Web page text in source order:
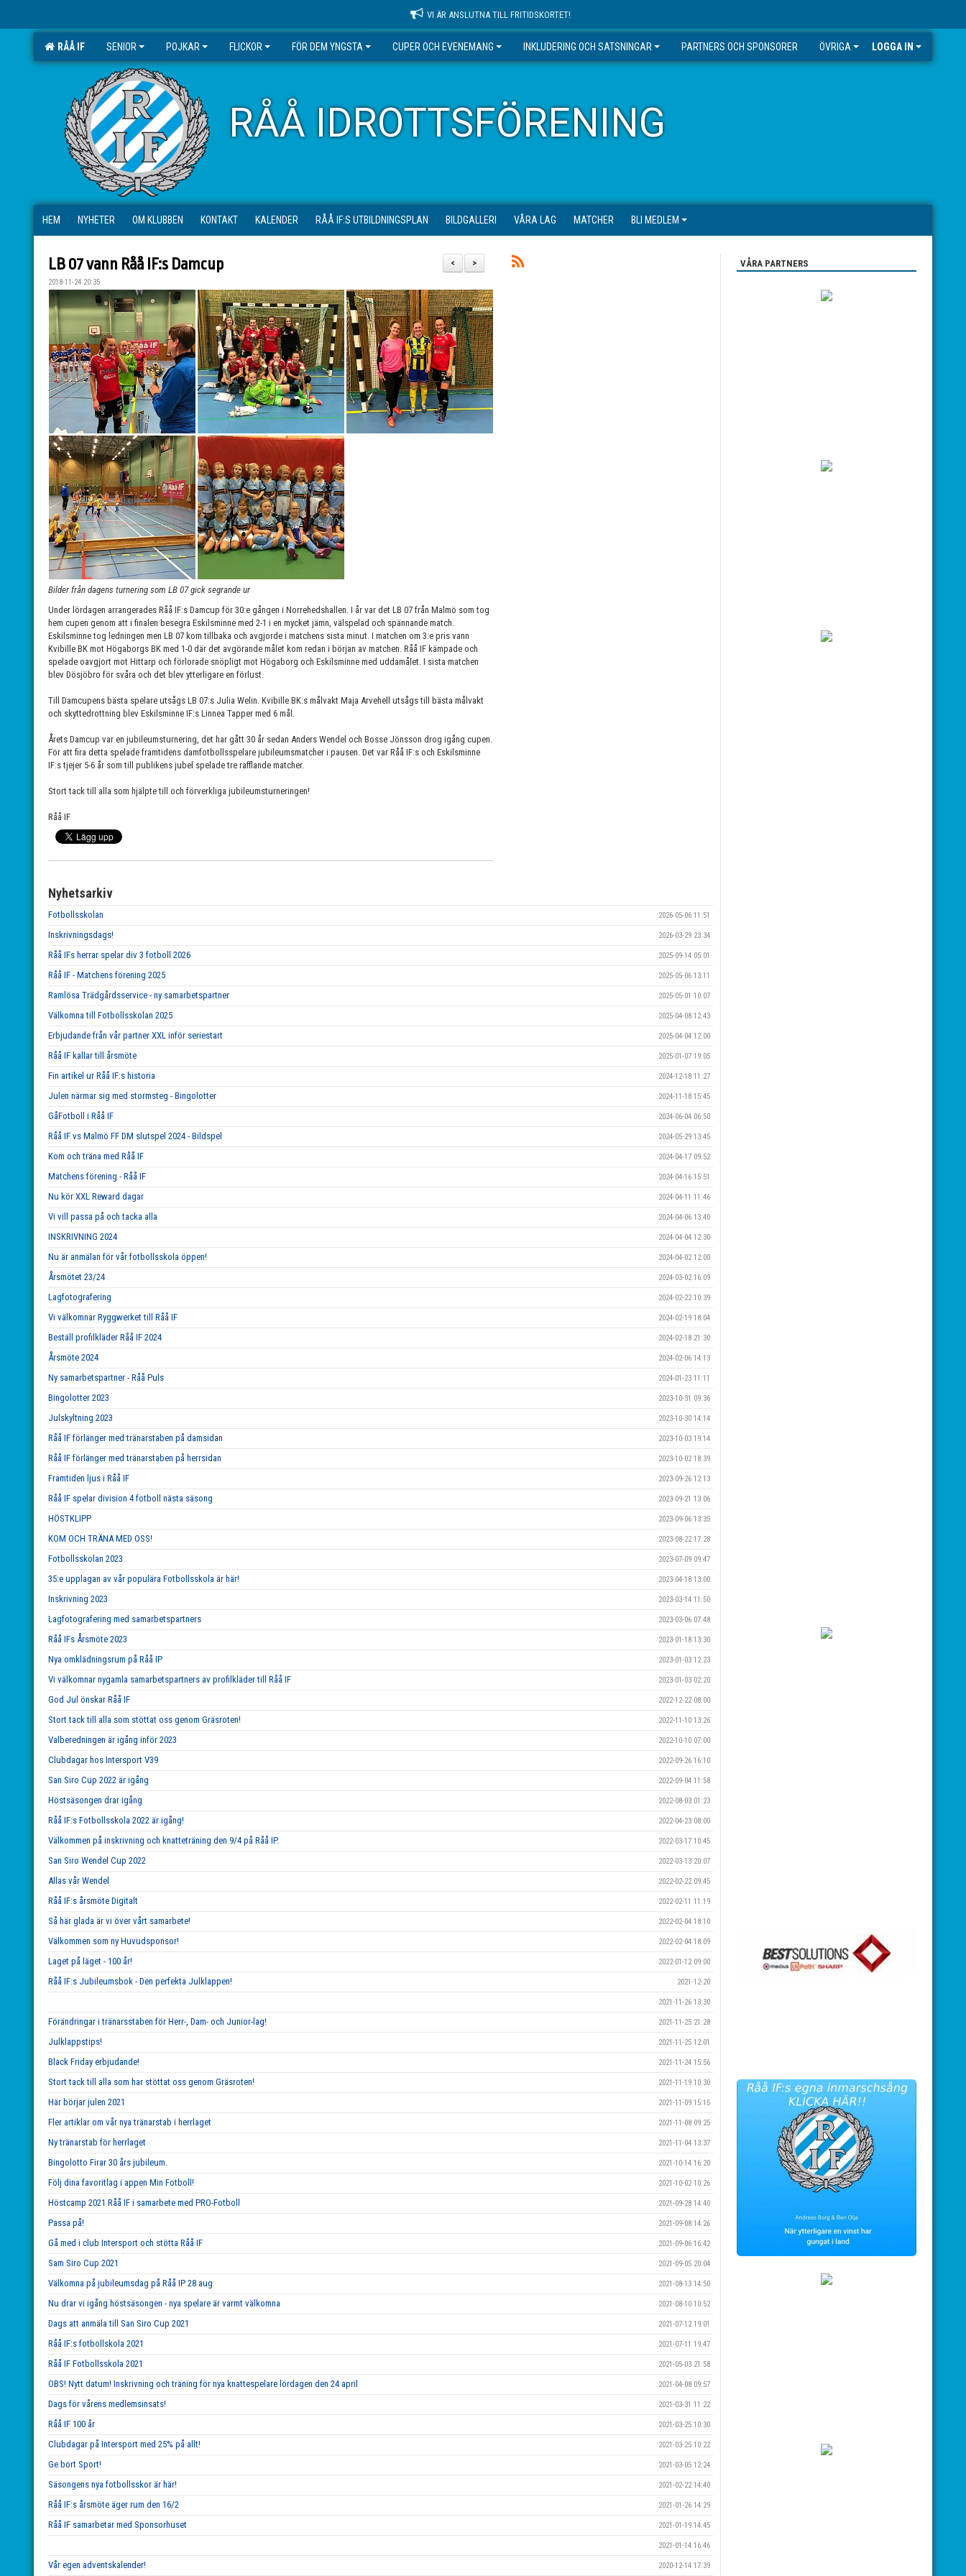
VI ÄR ANSLUTNA TILL FRITIDSKORTET!
RÅÅ IF SENIOR POJKAR FLICKOR FÖR DEM YNGSTA CUPER OCH EVENEMANG INKLUDERING OCH SATSNINGAR PARTNERS OCH SPONSORER ÖVRIGA LOGGA IN
RÅÅ IDROTTSFÖRENING
HEM NYHETER OM KLUBBEN KONTAKT KALENDER RÅÅ IF:S UTBILDNINGSPLAN BILDGALLERI VÅRA LAG MATCHER BLI MEDLEM
>
<
LB 07 vann Råå IF:s Damcup
2018-11-24 20:35
Bilder från dagens turnering som LB 07 gick segrande ur
Under lördagen arrangerades Råå IF:s Damcup för 30:e gången i Norrehedshallen. I år var det LB 07 från Malmö som tog
hem cupen genom att i finalen besegra Eskilsminne med 2-1 i en mycket jämn, välspelad och spännande match.
Eskilsminne tog ledningen men LB 07 kom tillbaka och avgjorde i matchens sista minut. I matchen om 3:e pris vann
Kvibille BK mot Högaborgs BK med 1-0 där det avgörande målet kom redan i början av matchen. Råå IF kämpade och
spelade oavgjort mot Hittarp och förlorade snöpligt mot Högaborg och Eskilsminne med uddamålet. I sista matchen
blev Dösjöbro för svåra och det blev ytterligare en förlust.
Till Damcupens bästa spelare utsågs LB 07:s Julia Welin. Kvibille BK:s målvakt Maja Arvehell utsågs till bästa målvakt
och skyttedrottning blev Eskilsminne IF:s Linnea Tapper med 6 mål.
Årets Damcup var en jubileumsturnering, det har gått 30 år sedan Anders Wendel och Bosse Jönsson drog igång cupen.
För att fira detta spelade framtidens damfotbollsspelare jubileumsmatcher i pausen. Det var Råå IF:s och Eskilsminne
IF:s tjejer 5-6 år som till publikens jubel spelade tre rafflande matcher.
Stort tack till alla som hjälpte till och förverkliga jubileumsturneringen!
Råå IF
Nyhetsarkiv
Fotbollsskolan 2026-05-06 11:51
Inskrivningsdags! 2026-03-29 23:34
Råå IFs herrar spelar div 3 fotboll 2026 2025-09-14 05:01
Råå IF - Matchens förening 2025 2025-05-06 13:11
Ramlösa Trädgårdsservice - ny samarbetspartner 2025-05-01 10:07
Välkomna till Fotbollsskolan 2025 2025-04-08 12:43
Erbjudande från vår partner XXL inför seriestart 2025-04-04 12:00
Råå IF kallar till årsmöte 2025-01-07 19:05
Fin artikel ur Råå IF:s historia 2024-12-18 11:27
Julen närmar sig med stormsteg - Bingolotter 2024-11-18 15:45
GåFotboll i Råå IF 2024-06-04 06:50
Råå IF vs Malmö FF DM slutspel 2024 - Bildspel 2024-05-29 13:45
Kom och träna med Råå IF 2024-04-17 09:52
Matchens förening - Råå IF 2024-04-16 15:51
Nu kör XXL Reward dagar 2024-04-11 11:46
Vi vill passa på och tacka alla 2024-04-06 13:40
INSKRIVNING 2024 2024-04-04 12:30
Nu är anmälan för vår fotbollsskola öppen! 2024-04-02 12:00
Årsmötet 23/24 2024-03-02 16:09
Lagfotografering 2024-02-22 10:39
Vi välkomnar Ryggwerket till Råå IF 2024-02-19 18:04
Beställ profilkläder Råå IF 2024 2024-02-18 21:30
Årsmöte 2024 2024-02-06 14:13
Ny samarbetspartner - Råå Puls 2024-01-23 11:11
Bingolotter 2023 2023-10-31 09:36
Julskyltning 2023 2023-10-30 14:14
Råå IF förlänger med tränarstaben på damsidan 2023-10-03 19:14
Råå IF förlänger med tränarstaben på herrsidan 2023-10-02 18:39
Framtiden ljus i Råå IF 2023-09-26 12:13
Råå IF spelar division 4 fotboll nästa säsong 2023-09-21 13:06
HÖSTKLIPP 2023-09-06 13:35
KOM OCH TRÄNA MED OSS! 2023-08-22 17:28
Fotbollsskolan 2023 2023-07-09 09:47
35:e upplagan av vår populära Fotbollsskola är här! 2023-04-18 13:00
Inskrivning 2023 2023-03-14 11:50
Lagfotografering med samarbetspartners 2023-03-06 07:48
Råå IFs Årsmöte 2023 2023-01-18 13:30
Nya omklädningsrum på Råå IP 2023-01-03 12:23
Vi välkomnar nygamla samarbetspartners av profilkläder till Råå IF 2023-01-03 02:20
God Jul önskar Råå IF 2022-12-22 08:00
Stort tack till alla som stöttat oss genom Gräsroten! 2022-11-10 13:26
Valberedningen är igång inför 2023 2022-10-10 07:00
Clubdagar hos Intersport V39 2022-09-26 16:10
San Siro Cup 2022 är igång 2022-09-04 11:58
Höstsäsongen drar igång 2022-08-03 01:23
Råå IF:s Fotbollsskola 2022 är igång! 2022-04-23 08:00
Välkommen på inskrivning och knatteträning den 9/4 på Råå IP. 2022-03-17 10:45
San Siro Wendel Cup 2022 2022-03-13 20:07
Allas vår Wendel 2022-02-22 09:45
Råå IF:s årsmöte Digitalt 2022-02-11 11:19
Så här glada är vi över vårt samarbete! 2022-02-04 18:10
Välkommen som ny Huvudsponsor! 2022-02-04 18:09
Laget på läget - 100 år! 2022-01-12 09:00
Råå IF:s Jubileumsbok - Den perfekta Julklappen! 2021-12-20
2021-11-26 13:30
Förändringar i tränarsstaben för Herr-, Dam- och Junior-lag! 2021-11-25 21:28
Julklappstips! 2021-11-25 12:01
Black Friday erbjudande! 2021-11-24 15:56
Stort tack till alla som har stöttat oss genom Gräsroten! 2021-11-19 10:30
Här börjar julen 2021 2021-11-09 15:15
Fler artiklar om vår nya tränarstab i herrlaget 2021-11-08 09:25
Ny tränarstab för herrlaget 2021-11-04 13:37
Bingolotto Firar 30 års jubileum. 2021-10-14 16:20
Följ dina favoritlag i appen Min Fotboll! 2021-10-02 10:26
Höstcamp 2021 Råå IF i samarbete med PRO-Fotboll 2021-09-28 14:40
Passa på! 2021-09-08 14:26
Gå med i club Intersport och stötta Råå IF 2021-09-06 16:42
Sam Siro Cup 2021 2021-09-05 20:04
Välkomna på jubileumsdag på Råå IP 28 aug 2021-08-13 14:50
Nu drar vi igång höstsäsongen - nya spelare är varmt välkomna 2021-08-10 10:52
Dags att anmäla till San Siro Cup 2021 2021-07-12 19:01
Råå IF:s fotbollskola 2021 2021-07-11 19:47
Råå IF Fotbollsskola 2021 2021-05-03 21:58
OBS! Nytt datum! Inskrivning och träning för nya knattespelare lördagen den 24 april 2021-04-08 09:57
Dags för vårens medlemsinsats! 2021-03-31 11:22
Råå IF 100 år 2021-03-25 10:30
Clubdagar på Intersport med 25% på allt! 2021-03-25 10:22
Ge bort Sport! 2021-03-05 12:24
Säsongens nya fotbollsskor är här! 2021-02-22 14:40
Råå IF:s årsmöte äger rum den 16/2 2021-01-26 14:29
Råå IF samarbetar med Sponsorhuset 2021-01-19 14:45
2021-01-14 16:46
Vår egen adventskalender! 2020-12-14 17:39
VÅRA PARTNERS